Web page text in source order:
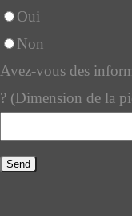
Oui
Non
Avez-vous des
? (Dimension de la
Send